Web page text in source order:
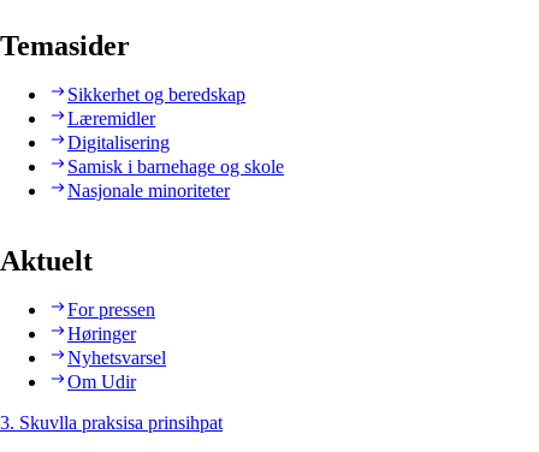
Temasider
Sikkerhet og beredskap
Læremidler
Digitalisering
Samisk i barnehage og skole
Nasjonale minoriteter
Aktuelt
For pressen
Høringer
Nyhetsvarsel
Om Udir
3. Skuvlla praksisa prinsihpat